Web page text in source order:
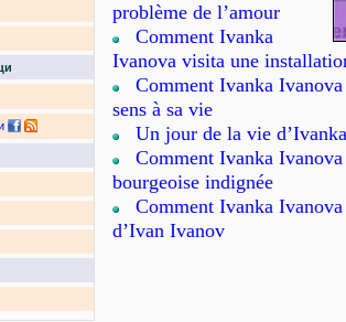
problème de l’amour
Comment Ivanka
Ivanova visita une
Comment Ivanka
sens à sa vie
Un jour de la vie
Comment Ivanka
bourgeoise indignée
Comment Ivanka
d’Ivan Ivanov